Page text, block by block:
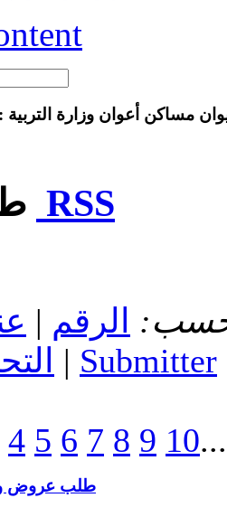
RSS
حسب: الرقم |
| Submitter
4 5 6 7 8 9 10
طلب عروض وطني